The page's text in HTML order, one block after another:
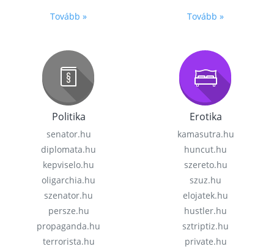
Tovább » Tovább »
Politika
senator.hu
diplomata.hu
kepviselo.hu
oligarchia.hu
szenator.hu
persze.hu
propaganda.hu
terrorista.hu
Erotika
kamasutra.hu
huncut.hu
szereto.hu
szuz.hu
elojatek.hu
hustler.hu
sztriptiz.hu
private.hu